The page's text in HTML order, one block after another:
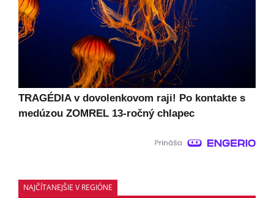
TRAGÉDIA v dovolenkovom raji! Po kontakte s
medúzou ZOMREL 13-ročný chlapec
NAJČÍTANEJŠIE V REGIÓNE